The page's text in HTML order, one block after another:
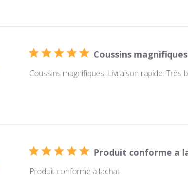
Coussins
Coussins magnifiques. Livraison rapide. Très
Produit conforme a
Produit conforme a lachat